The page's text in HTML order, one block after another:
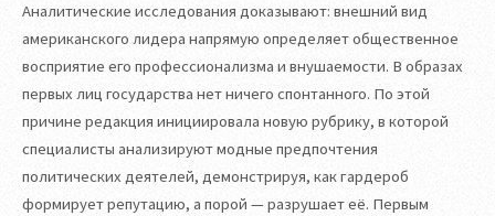
Аналитические исследования доказывают: внешний вид
американского лидера напрямую определяет общественное
восприятие его профессионализма и внушаемости. В образах
первых лиц государства нет ничего спонтанного. По этой
причине редакция инициировала новую рубрику, в которой
специалисты анализируют модные предпочтения
политических деятелей, демонстрируя, как гардероб
формирует репутацию, а порой — разрушает её. Первым